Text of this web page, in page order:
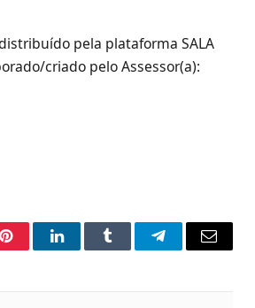
pela plataforma SALA
criado pelo Assessor(a):
PinterestLinkedInTumblr TelegramEmail